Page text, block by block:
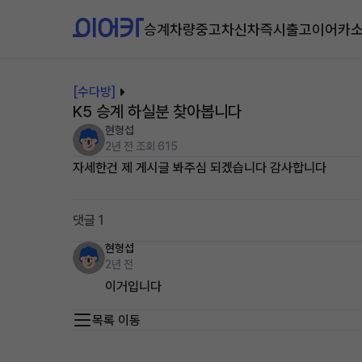
승계차량중고차신차즉시출고이어카
[수다방]
K5 승계 하실분 찾아봅니다
현형섭
2년 전 조회 615
자세한건 제 게시글 봐주심 되겠습니다 감사합니다
댓글 1
현형섭
2년 전
이거입니다
목록 이동